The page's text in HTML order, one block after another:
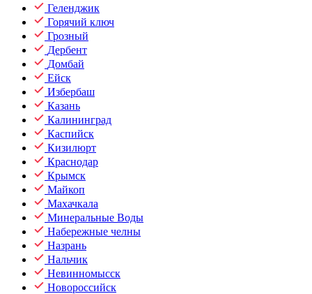
Геленджик
Горячий ключ
Грозный
Дербент
Домбай
Ейск
Избербаш
Казань
Калининград
Каспийск
Кизилюрт
Краснодар
Крымск
Майкоп
Махачкала
Минеральные Воды
Набережные челны
Назрань
Нальчик
Невинномысск
Новороссийск